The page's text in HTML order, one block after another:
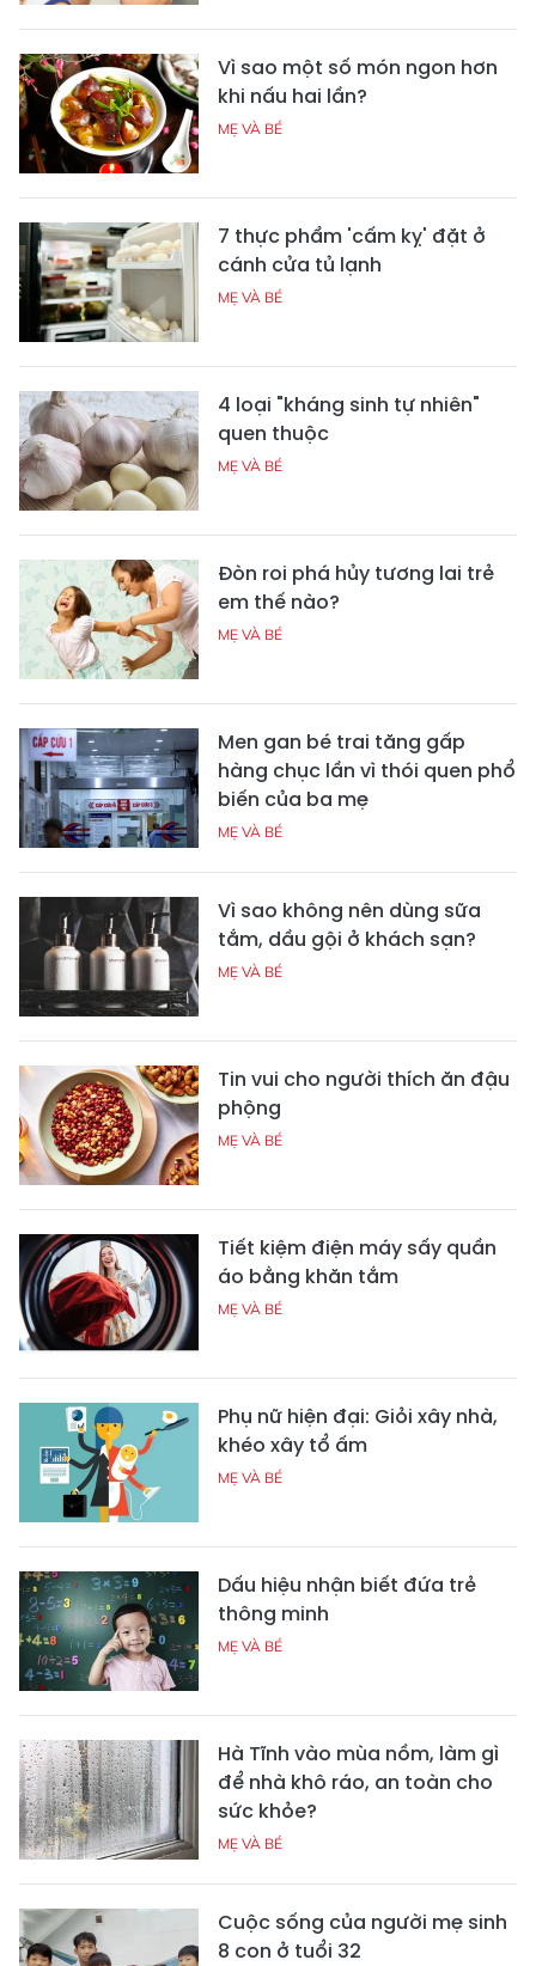
Vì sao một số món ngon hơn
khi nấu hai lần?
MẸ VÀ BÉ
7 thực phẩm 'cấm kỵ' đặt ở
cánh cửa tủ lạnh
MẸ VÀ BÉ
4 loại "kháng sinh tự nhiên"
quen thuộc
MẸ VÀ BÉ
Đòn roi phá hủy tương lai trẻ
em thế nào?
MẸ VÀ BÉ
Men gan bé trai tăng gấp
hàng chục lần vì thói quen phổ
biến của ba mẹ
MẸ VÀ BÉ
Vì sao không nên dùng sữa
tắm, dầu gội ở khách sạn?
MẸ VÀ BÉ
Tin vui cho người thích ăn đậu
phộng
MẸ VÀ BÉ
Tiết kiệm điện máy sấy quần
áo bằng khăn tắm
MẸ VÀ BÉ
Phụ nữ hiện đại: Giỏi xây nhà,
khéo xây tổ ấm
MẸ VÀ BÉ
Dấu hiệu nhận biết đứa trẻ
thông minh
MẸ VÀ BÉ
Hà Tĩnh vào mùa nồm, làm gì
để nhà khô ráo, an toàn cho
sức khỏe?
MẸ VÀ BÉ
Cuộc sống của người mẹ sinh
8 con ở tuổi 32